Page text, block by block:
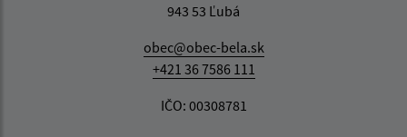
943 53 Ľubá
obec@obec-bela.sk
+421 36 7586 111
IČO: 00308781